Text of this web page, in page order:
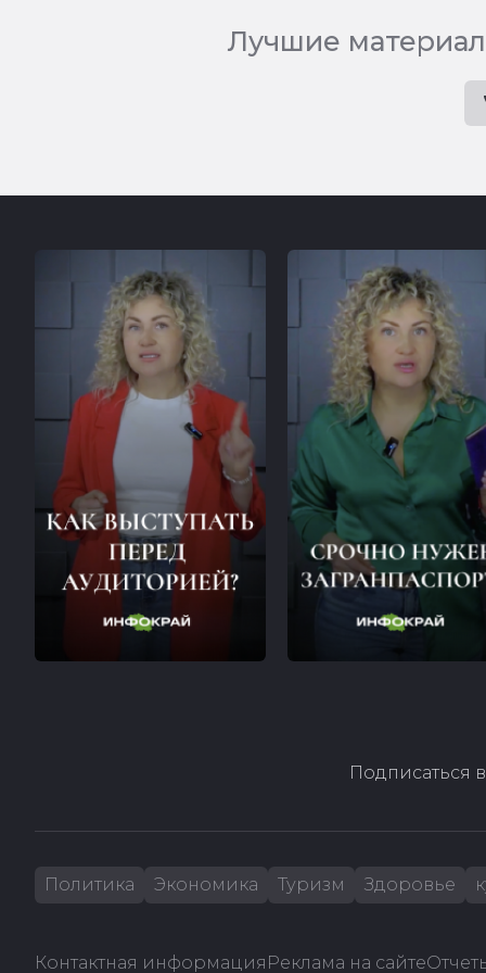
Лучшие
Подписаться
Политика Экономика Туризм Здоровье
Контактная информация Реклама на сайте